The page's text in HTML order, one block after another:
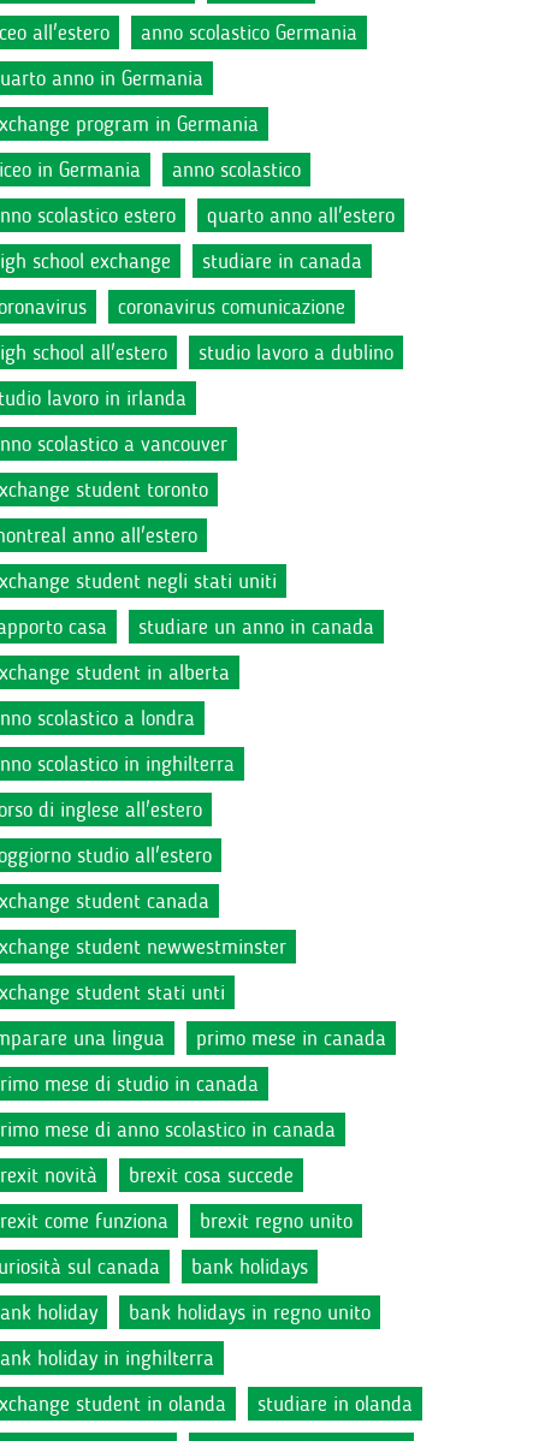
all'estero
anno scolastico Germania
anno in Germania
program in Germania
in Germania
anno scolastico
scolastico estero
quarto anno all'estero
school exchange
studiare in canada
coronavirus comunicazione
school all'estero
studio lavoro a dublino
lavoro in irlanda
scolastico a vancouver
student toronto
anno all'estero
student negli stati uniti
casa
studiare un anno in canada
student in alberta
scolastico a londra
scolastico in inghilterra
di inglese all'estero
studio all'estero
student canada
student newwestminster
student stati unti
una lingua
primo mese in canada
mese di studio in canada
mese di anno scolastico in canada
novità
brexit cosa succede
come funziona
brexit regno unito
sul canada
bank holidays
holiday
bank holidays in regno unito
holiday in inghilterra
student in olanda
studiare in olanda